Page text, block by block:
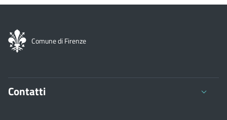
Dichiarazione cariche, incarichi, emolumenti
Comune di Firenze
Contatti